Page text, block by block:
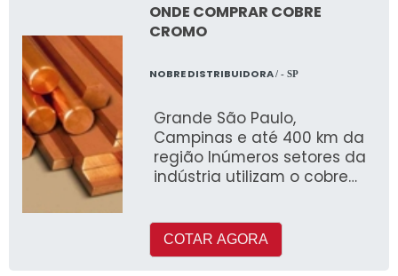
ONDE COMPRAR COBRE
CROMO
NOBRE DISTRIBUIDORA/ - SP
Grande São Paulo,
Campinas e até 400 km da
região Inúmeros setores da
indústria utilizam o cobre
COTAR AGORA